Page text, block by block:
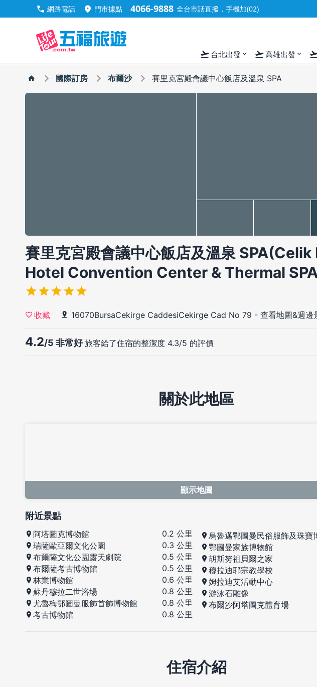
call 網路電話 location_on 門市據點 4066-9888 全台市話直撥，手機加(02)
flight_takeoff 台北出發 expand_more flight_takeoff高雄出發 expand_more
國際訂房 布爾沙 賽里克宮殿會議中心飯店及溫泉 SPA
賽里克宮殿會議中心飯店及溫泉 SPA(Celik
Hotel Convention Center & Thermal
收藏 16070BursaCekirge CaddesiCekirge Cad No 79 - 查看地圖&週邊
4.2/5 非常好旅客給了住宿的整潔度 4.3/5 的評價
關於此地區
顯示地圖
附近景點
阿塔圖克博物館
0.2 公里
瑞薩歐亞爾文化公園
0.3 公里
布爾薩文化公園露天劇院
0.5 公里
布爾薩考古博物館
0.5 公里
林業博物館
0.6 公里
蘇丹穆拉二世浴場
0.8 公里
尤魯梅鄂圖曼服飾首飾博物館
0.8 公里
考古博物館
0.8 公里
烏魯邁鄂圖曼民俗服飾及珠寶
鄂圖曼家族博物館
胡斯努祖貝爾之家
穆拉迪耶宗教學校
姆拉迪艾活動中心
游泳石雕像
布爾沙阿塔圖克體育場
住宿介紹